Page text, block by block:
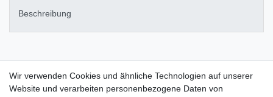
Beschreibung
Textilkennzeichnung: 100% Polyester
Wir verwenden Cookies und ähnliche Technologien auf unserer
Website und verarbeiten personenbezogene Daten von